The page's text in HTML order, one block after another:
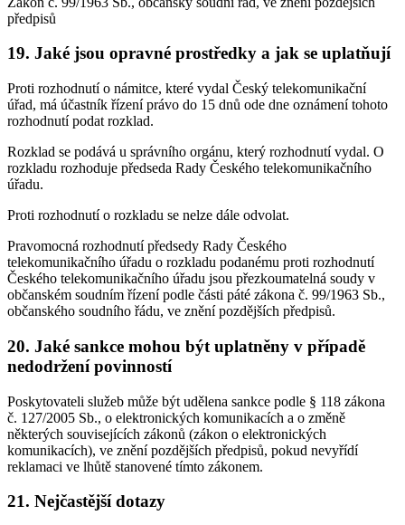
předpisů
19. Jaké jsou opravné prostředky a jak se uplatňují
Proti rozhodnutí o námitce, které vydal Český telekomunikační
úřad, má účastník řízení právo do 15 dnů ode dne oznámení tohoto
rozhodnutí podat rozklad.
Rozklad se podává u správního orgánu, který rozhodnutí vydal. O
rozkladu rozhoduje předseda Rady Českého telekomunikačního
úřadu.
Proti rozhodnutí o rozkladu se nelze dále odvolat.
Pravomocná rozhodnutí předsedy Rady Českého
telekomunikačního úřadu o rozkladu podanému proti rozhodnutí
Českého telekomunikačního úřadu jsou přezkoumatelná soudy v
občanském soudním řízení podle části páté zákona č. 99/1963 Sb.,
občanského soudního řádu, ve znění pozdějších předpisů.
20. Jaké sankce mohou být uplatněny v případě
nedodržení povinností
Poskytovateli služeb může být udělena sankce podle § 118 zákona
č. 127/2005 Sb., o elektronických komunikacích a o změně
některých souvisejících zákonů (zákon o elektronických
komunikacích), ve znění pozdějších předpisů, pokud nevyřídí
reklamaci ve lhůtě stanovené tímto zákonem.
21. Nejčastější dotazy